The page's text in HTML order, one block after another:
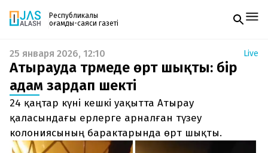
Республикалық
қоғамдық-саяси газеті
Жаңалықтар
Спорт
Live
Руханият
Аймақ
Архив
Заң және тәртіп
Газетке жазылу
PDF форматтағы газетті ай сайын электронды
поштаңызға алып отырыңыз. Жаңа нөмір
шыққан сәтте сізге бірден жіберіледі. Тек email
енгізіңіз, біз қалғанын өзіміз жібереміз.
25 января 2026, 12:10 Live
Атырауда түрмеде өрт шықты: бір
адам зардап шекті
24 қаңтар күні кешкі уақытта Атырау
қаласындағы ерлерге арналған түзеу
колониясының барактарында өрт шықты.